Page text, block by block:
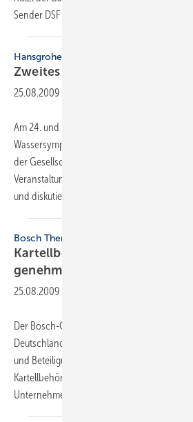
Sender DSF und
Hansgrohe
Zweites
25.08.2009
Am 24. und 25. September 2009 veranstaltet
Wassersympo­sium. Die Qualitäten des
der Gesellschaft auf die Güte des Wassers
Veranstaltung in Schiltach. Zahlreiche
und diskutieren...
Bosch Thermotechnik
Kartellbehörden haben
genehmigt
25.08.2009
Der Bosch-Geschäftsbereich Thermotechnik
Deutschland GmbH sowie ihre
und Beteiligungen am 3. August
Kartellbehörden den Erwerb von 100 % der
Unternehmens mit Sitz in Gunzenhausen